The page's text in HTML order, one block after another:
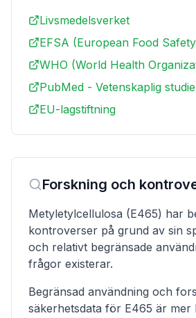
Livsmedelsverket
EFSA (European Food
WHO (World Health
PubMed - Vetenskaplig studie
EU-lagstiftning
Forskning och
Metyletylcellulosa (E465) har
kontroverser på grund av sin
och relativt begränsade
frågor existerar.
Begränsad användning och
säkerhetsdata för E465 är mer